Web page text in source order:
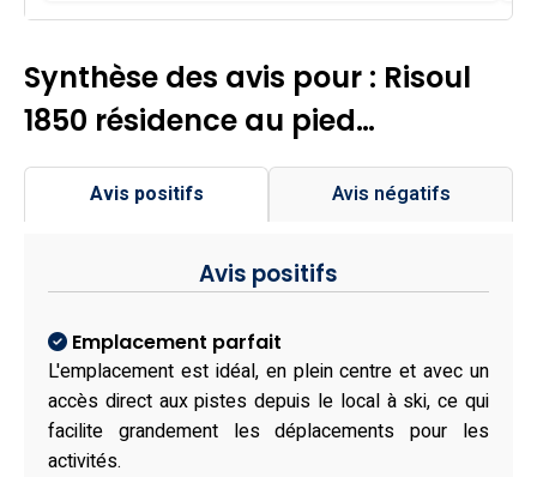
Synthèse des avis pour : Risoul
1850 résidence au pied…
Avis positifs Avis négatifs
Avis positifs
Emplacement parfait
L'emplacement est idéal, en plein centre et avec un
accès direct aux pistes depuis le local à ski, ce qui
facilite grandement les déplacements pour les
activités.